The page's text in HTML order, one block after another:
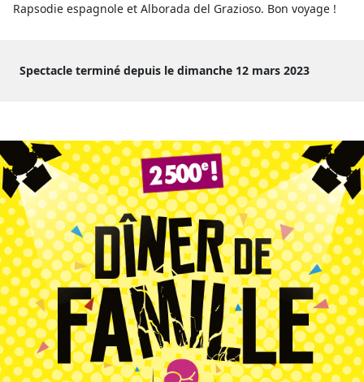
Rapsodie espagnole et Alborada del Grazioso. Bon voyage !
Spectacle terminé depuis le dimanche 12 mars 2023